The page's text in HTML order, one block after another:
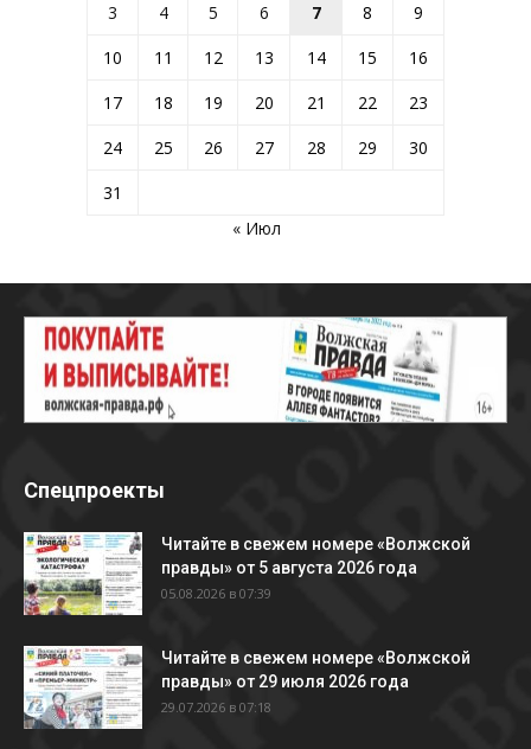
3
4 5 6 7 8
9
10
11 12 13 14 15
16
17
18 19 20 21 22
23
24
25 26 27 28 29
30
31
« Июл
Спецпроекты
Читайте в свежем номере «Волжской
правды» от 5 августа 2026 года
05.08.2026 в 07:39
Читайте в свежем номере «Волжской
правды» от 29 июля 2026 года
29.07.2026 в 07:18